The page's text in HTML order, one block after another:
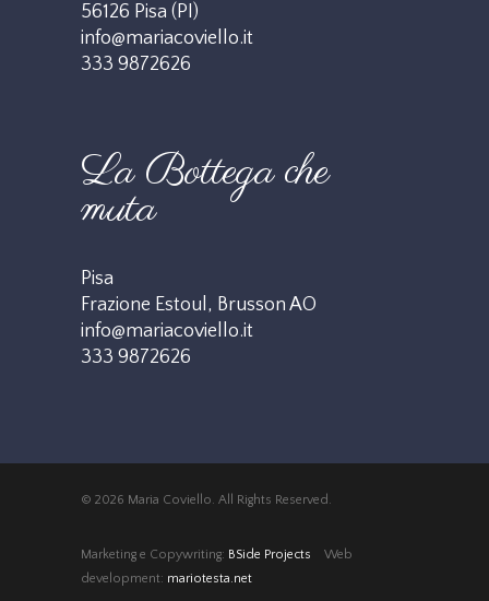
56126 Pisa (PI)
info@mariacoviello.it
333 9872626
La Bottega che
muta
Pisa
Frazione Estoul, Brusson AO
info@mariacoviello.it
333 9872626
© 2026 Maria Coviello. All Rights Reserved.
Marketing e Copywriting: BSide Projects Web
development: mariotesta.net